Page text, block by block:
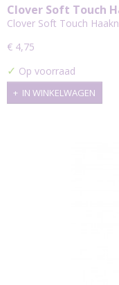
Clover Soft Touch
Clover Soft Touch
€ 4,75
✓ Op voorraad
IN WINKELWAGEN